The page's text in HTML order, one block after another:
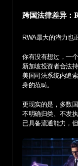
跨国法律差异：
RWA最大的潜力也
你有没有想过，一
新加坡投资者合法
美国司法系统内追
身的范畴。
更现实的是，多数
不明确归类、不发
已具备流通能力，